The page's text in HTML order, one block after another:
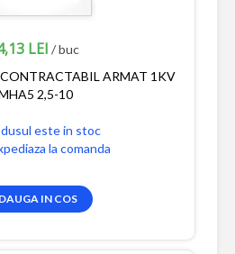
LEI / buc
ARMAT 1KV
2,5-10
este in stoc
la comanda
IN COS